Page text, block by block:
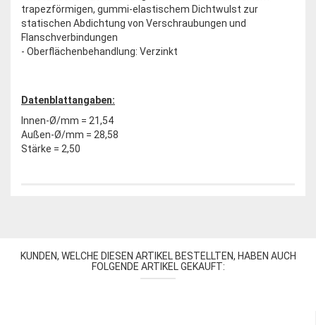
trapezförmigen, gummi-elastischem Dichtwulst zur
statischen Abdichtung von Verschraubungen und
Flanschverbindungen
- Oberflächenbehandlung: Verzinkt
Datenblattangaben:
Innen-Ø/mm = 21,54
Außen-Ø/mm = 28,58
Stärke = 2,50
KUNDEN, WELCHE DIESEN ARTIKEL BESTELLTEN, HABEN AUCH
FOLGENDE ARTIKEL GEKAUFT: